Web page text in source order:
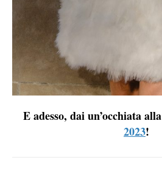
E adesso, dai un’occhiata alla
2023!